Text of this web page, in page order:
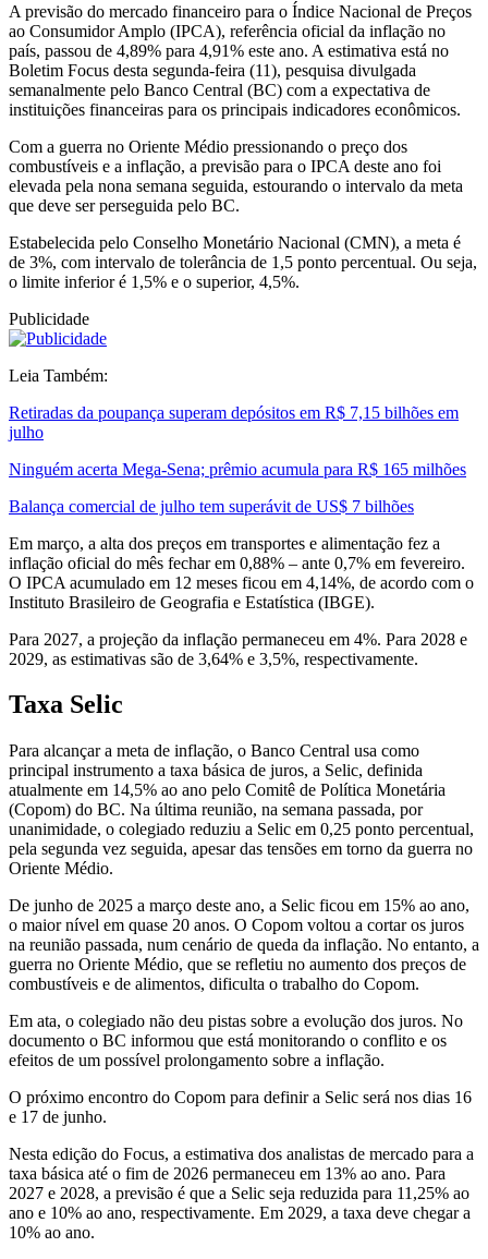
A previsão do mercado financeiro para o Índice Nacional de Preços
ao Consumidor Amplo (IPCA), referência oficial da inflação no
país, passou de 4,89% para 4,91% este ano. A estimativa está no
Boletim Focus desta segunda-feira (11), pesquisa divulgada
semanalmente pelo Banco Central (BC) com a expectativa de
instituições financeiras para os principais indicadores econômicos.
Com a guerra no Oriente Médio pressionando o preço dos
combustíveis e a inflação, a previsão para o IPCA deste ano foi
elevada pela nona semana seguida, estourando o intervalo da meta
que deve ser perseguida pelo BC.
Estabelecida pelo Conselho Monetário Nacional (CMN), a meta é
de 3%, com intervalo de tolerância de 1,5 ponto percentual. Ou seja,
o limite inferior é 1,5% e o superior, 4,5%.
Publicidade
Leia Também:
Retiradas da poupança superam depósitos em R$ 7,15 bilhões em
julho
Ninguém acerta Mega-Sena; prêmio acumula para R$ 165 milhões
Balança comercial de julho tem superávit de US$ 7 bilhões
Em março, a alta dos preços em transportes e alimentação fez a
inflação oficial do mês fechar em 0,88% – ante 0,7% em fevereiro.
O IPCA acumulado em 12 meses ficou em 4,14%, de acordo com o
Instituto Brasileiro de Geografia e Estatística (IBGE).
Para 2027, a projeção da inflação permaneceu em 4%. Para 2028 e
2029, as estimativas são de 3,64% e 3,5%, respectivamente.
Taxa Selic
Para alcançar a meta de inflação, o Banco Central usa como
principal instrumento a taxa básica de juros, a Selic, definida
atualmente em 14,5% ao ano pelo Comitê de Política Monetária
(Copom) do BC. Na última reunião, na semana passada, por
unanimidade, o colegiado reduziu a Selic em 0,25 ponto percentual,
pela segunda vez seguida, apesar das tensões em torno da guerra no
Oriente Médio.
De junho de 2025 a março deste ano, a Selic ficou em 15% ao ano,
o maior nível em quase 20 anos. O Copom voltou a cortar os juros
na reunião passada, num cenário de queda da inflação. No entanto, a
guerra no Oriente Médio, que se refletiu no aumento dos preços de
combustíveis e de alimentos, dificulta o trabalho do Copom.
Em ata, o colegiado não deu pistas sobre a evolução dos juros. No
documento o BC informou que está monitorando o conflito e os
efeitos de um possível prolongamento sobre a inflação.
O próximo encontro do Copom para definir a Selic será nos dias 16
e 17 de junho.
Nesta edição do Focus, a estimativa dos analistas de mercado para a
taxa básica até o fim de 2026 permaneceu em 13% ao ano. Para
2027 e 2028, a previsão é que a Selic seja reduzida para 11,25% ao
ano e 10% ao ano, respectivamente. Em 2029, a taxa deve chegar a
10% ao ano.